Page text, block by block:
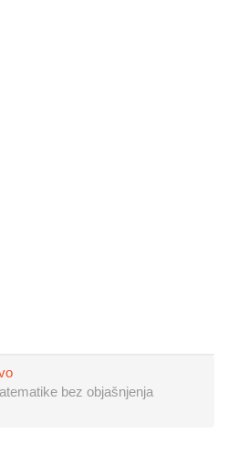
bez objašnjenja